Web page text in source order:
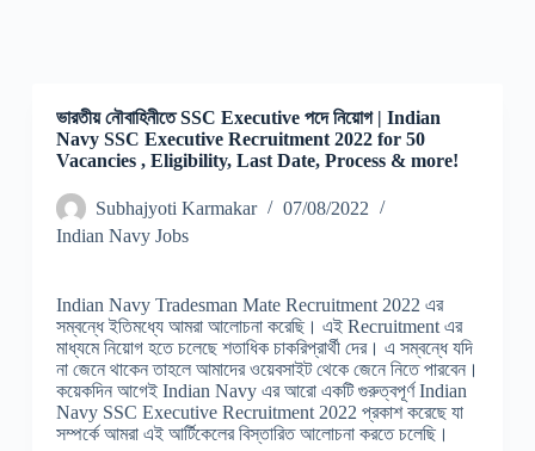
ভারতীয় নৌবাহিনীতে SSC Executive পদে নিয়োগ | Indian
Navy SSC Executive Recruitment 2022 for 50
Vacancies , Eligibility, Last Date, Process & more!
Subhajyoti Karmakar
07/08/2022
Indian Navy Jobs
Indian Navy Tradesman Mate Recruitment 2022 এর
সম্বন্ধে ইতিমধ্যে আমরা আলোচনা করেছি। এই Recruitment এর
মাধ্যমে নিয়োগ হতে চলেছে শতাধিক চাকরিপ্রার্থী দের। এ সম্বন্ধে যদি
না জেনে থাকেন তাহলে আমাদের ওয়েবসাইট থেকে জেনে নিতে পারবেন।
কয়েকদিন আগেই Indian Navy এর আরো একটি গুরুত্বপূর্ণ Indian
Navy SSC Executive Recruitment 2022 প্রকাশ করেছে যা
সম্পর্কে আমরা এই আর্টিকেলের বিস্তারিত আলোচনা করতে চলেছি।